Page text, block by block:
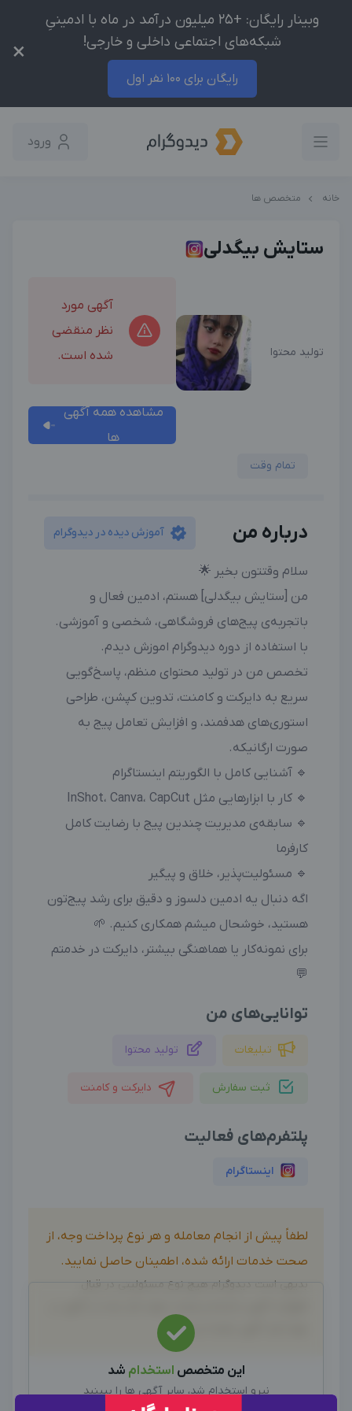
وبینار رایگان: +25 میلیون درآمد در ماه با ادمینیِ
شبکه‌های اجتماعی داخلی و خارجی!
رایگان برای 100 نفر اول
×
ورود
خانه متخصص ها
ستایش بیگدلی
تولید محتوا
آگهی مورد
نظر منقضی
شده است.
مشاهده همه آگهی
ها
تمام وقت
درباره من آموزش دیده در دیدوگرام
سلام وقتتون بخیر 🌟
من [ستایش بیگدلی] هستم، ادمین فعال و
باتجربه‌ی پیج‌های فروشگاهی، شخصی و آموزشی.
با استفاده از دوره دیدوگرام اموزش دیدم.
تخصص من در تولید محتوای منظم، پاسخ‌گویی
سریع به دایرکت و کامنت، تدوین کپشن، طراحی
استوری‌های هدفمند، و افزایش تعامل پیج به
صورت ارگانیکه.
🔹 آشنایی کامل با الگوریتم اینستاگرام
🔹 کار با ابزارهایی مثل InShot، Canva، CapCut
🔹 سابقه‌ی مدیریت چندین پیج با رضایت کامل
کارفرما
🔹 مسئولیت‌پذیر، خلاق و پیگیر
اگه دنبال یه ادمین دلسوز و دقیق برای رشد پیج‌تون
هستید، خوشحال میشم همکاری کنیم. 🌱
برای نمونه‌کار یا هماهنگی بیشتر، دایرکت در خدمتم
💬
توانایی‌های من
تبلیغات تولید محتوا
ثبت سفارش دایرکت و کامنت
پلتفرم‌های فعالیت
اینستاگرام
لطفاً پیش از انجام معامله و هر نوع پرداخت وجه، از
صحت خدمات ارائه شده، اطمینان حاصل نمایید.
بدیهی است دیدوگرام هیچ نوع مسئولیتی در قبال
عهده فرد آگهی دهنده می باشد.
این متخصص استخدام شد
نیرو استخدام شد، سایر آگهی ها را ببینید